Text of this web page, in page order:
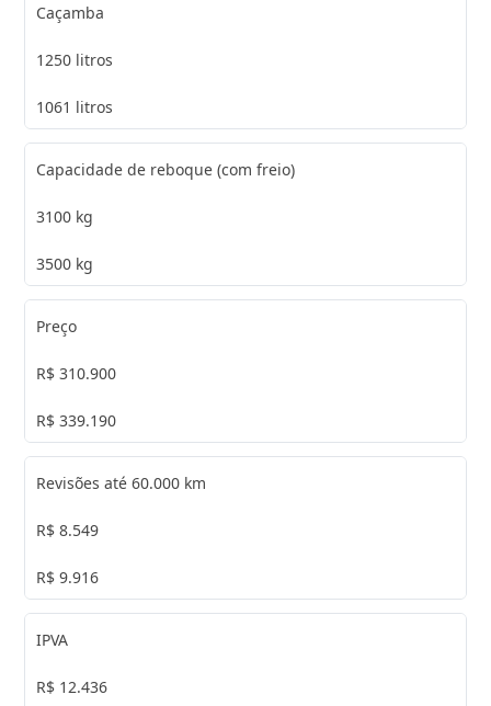
Caçamba
1250 litros
1061 litros
Capacidade de reboque (com freio)
3100 kg
3500 kg
Preço
R$ 310.900
R$ 339.190
Revisões até 60.000 km
R$ 8.549
R$ 9.916
IPVA
R$ 12.436